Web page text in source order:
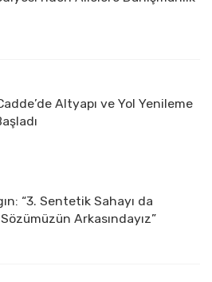
Altyapı ve Yol Yenileme
“3. Sentetik Sahayı da
Arkasındayız”